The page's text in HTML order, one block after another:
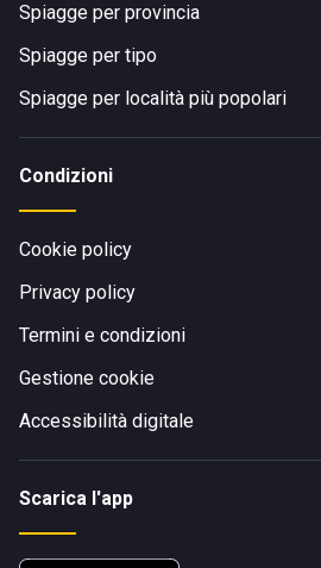
Spiagge per provincia
Spiagge per tipo
Spiagge per località più popolari
Condizioni
Cookie policy
Privacy policy
Termini e condizioni
Gestione cookie
Accessibilità digitale
Scarica l'app